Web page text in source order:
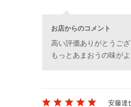
お店からのコメント
高い評価ありがとうござ
もっとあまおうの味が
安藤達